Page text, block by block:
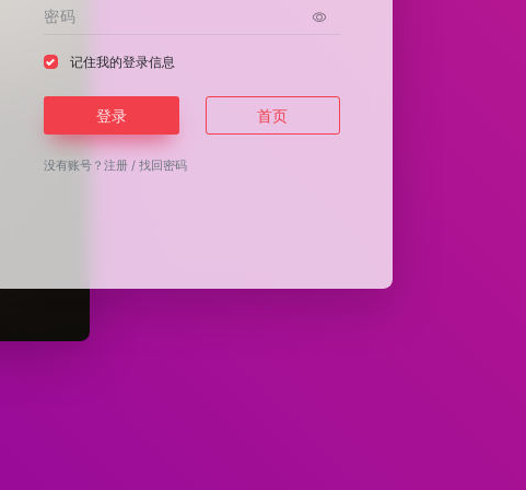
记住我的登录信息
登录 首页
没有账号？注册 /找回密码